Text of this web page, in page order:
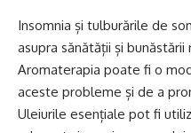
Insomnia și tulburările de
asupra sănătății și
Aromaterapia poate fi o
aceste probleme și de a
Uleiurile esențiale pot fi